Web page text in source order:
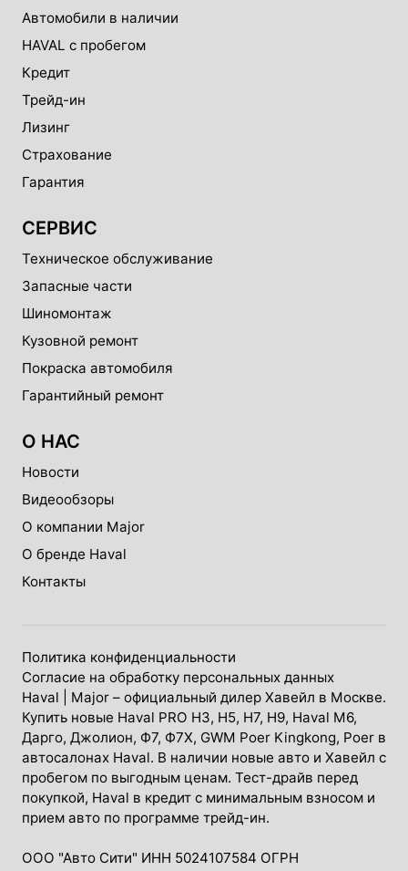
Автомобили в наличии
HAVAL с пробегом
Кредит
Трейд-ин
Лизинг
Страхование
Гарантия
СЕРВИС
Техническое обслуживание
Запасные части
Шиномонтаж
Кузовной ремонт
Покраска автомобиля
Гарантийный ремонт
О НАС
Новости
Видеообзоры
О компании Major
О бренде Haval
Контакты
Политика конфиденциальности
Согласие на обработку персональных данных
Haval | Major – официальный дилер Хавейл в Москве.
Купить новые Haval PRO H3, Н5, H7, Н9, Haval М6,
Дарго, Джолион, Ф7, Ф7Х, GWM Poer Kingkong, Poer в
автосалонах Haval. В наличии новые авто и Хавейл с
пробегом по выгодным ценам. Тест-драйв перед
покупкой, Haval в кредит с минимальным взносом и
прием авто по программе трейд-ин.
ООО "Авто Сити" ИНН 5024107584 ОГРН